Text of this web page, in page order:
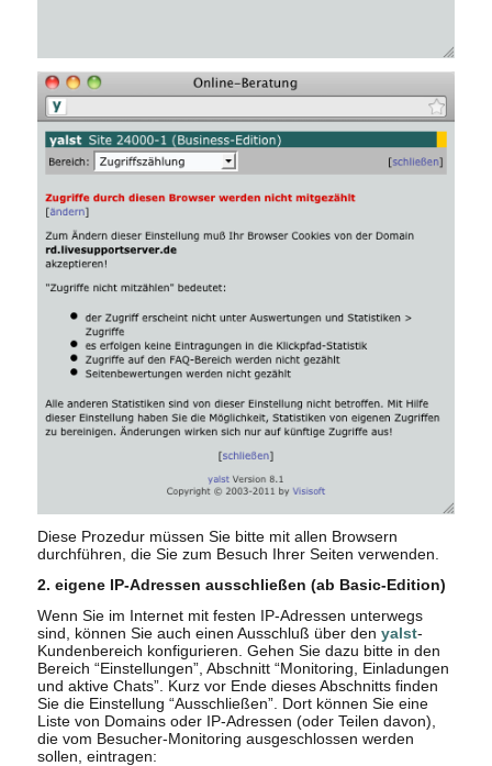
Diese Prozedur müssen Sie bitte mit allen Browsern
durchführen, die Sie zum Besuch Ihrer Seiten verwenden.
2. eigene IP-Adressen ausschließen (ab Basic-Edition)
Wenn Sie im Internet mit festen IP-Adressen unterwegs
sind, können Sie auch einen Ausschluß über den yalst-
Kundenbereich konfigurieren. Gehen Sie dazu bitte in den
Bereich “Einstellungen”, Abschnitt “Monitoring, Einladungen
und aktive Chats”. Kurz vor Ende dieses Abschnitts finden
Sie die Einstellung “Ausschließen”. Dort können Sie eine
Liste von Domains oder IP-Adressen (oder Teilen davon),
die vom Besucher-Monitoring ausgeschlossen werden
sollen, eintragen: